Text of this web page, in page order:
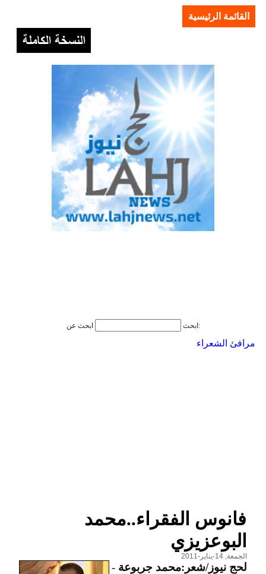
القائمة الرئيسية
ابحث ابحث عن:
مرافئ الشعراء
فانوس الفقراء..محمد
البوعزيزي
الجمعة, 14-يناير-2011
لحج نيوز/شعر:محمد جربوعة -